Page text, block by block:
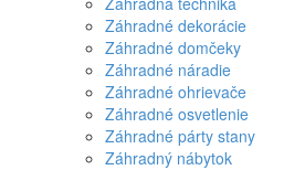
Záhradné dekorácie
Záhradné domčeky
Záhradné náradie
Záhradné ohrievače
Záhradné osvetlenie
Záhradné párty stany
Záhradný nábytok